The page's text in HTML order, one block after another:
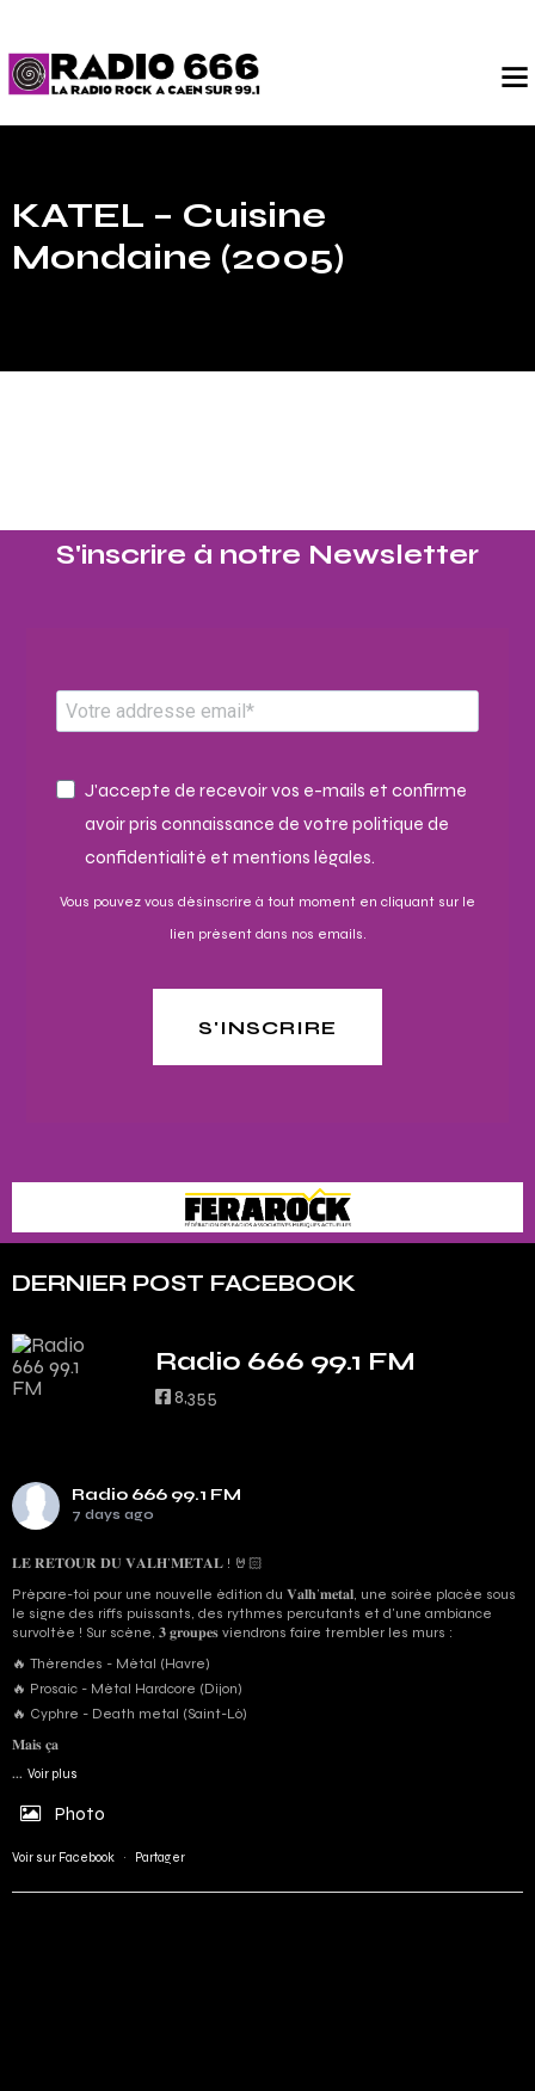
KATEL – Cuisine
Mondaine (2005)
S'inscrire à notre Newsletter​
J'accepte de recevoir vos e-mails et confirme
avoir pris connaissance de votre politique de
confidentialité et mentions légales.
Vous pouvez vous désinscrire à tout moment en cliquant sur le
lien présent dans nos emails.
S'INSCRIRE
DERNIER POST FACEBOOK
Radio 666 99.1 FM
8,355
Radio 666 99.1 FM
7 days ago
𝐋𝐄 𝐑𝐄𝐓𝐎𝐔𝐑 𝐃𝐔 𝐕𝐀𝐋𝐇’𝐌𝐄𝐓𝐀𝐋 ! 🤘🏻
Prépare-toi pour une nouvelle édition du 𝐕𝐚𝐥𝐡’𝐦𝐞𝐭𝐚𝐥, une soirée placée sous
le signe des riffs puissants, des rythmes percutants et d'une ambiance
survoltée ! Sur scène, 𝟑 𝐠𝐫𝐨𝐮𝐩𝐞𝐬 viendrons faire trembler les murs :
🔥 Thérendes - Métal (Havre)
🔥 Prosaic - Métal Hardcore (Dijon)
🔥 Cyphre - Death metal (Saint-Lô)
𝐌𝐚𝐢𝐬 𝐜̧𝐚
... Voir plus
Photo
Voir sur Facebook · Partager